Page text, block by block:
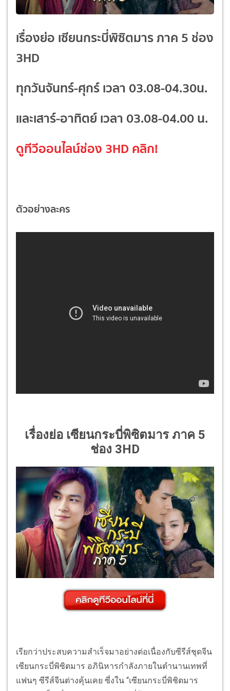
เรื่องย่อ เซียนกระบี่พิซิตมาร ภาค 5 ช่อง
3HD
ทุกวันจันทร์-ศุกร์ เวลา 03.08-04.30น.
และเสาร์-อาทิตย์ เวลา 03.08-04.00 น.
ดูทีวีออนไลน์ช่อง 3HD คลิก!
ตัวอย่างละคร
เรื่องย่อ เซียนกระบี่พิซิตมาร ภาค 5
ช่อง 3HD
เรียกว่าประสบความสำเร็จมาอย่างต่อเนื่องกับซีรีส์ชุดจีน
เซียนกระบี่พิซิตมาร อภินิหารกำลังภายในตำนานเทพที่
แฟนๆ ซีรีส์จีนต่างคุ้นเคย ซี่งใน “เซียนกระบี่พิชิตมาร